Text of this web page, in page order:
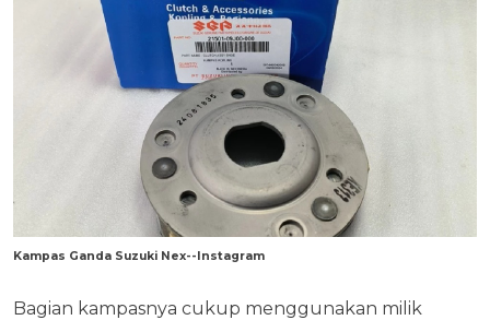
Kampas Ganda Suzuki Nex--Instagram
Bagian kampasnya cukup menggunakan milik